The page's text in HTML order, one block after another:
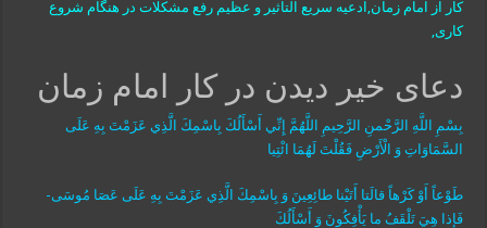
کار از امام زمان,ادعیه سریع التاثیر و عظیم رفع مشکلات در هنگام شروع
کاری,
دعای خیر دیدن در کار امام زمان
بِسْمِ اللَّهِ الرَّحْمنِ الرَّحِيمِ‏ اللَّهُمَّ إِنِّي أَسْأَلُكَ بِاسْمِكَ الَّذِي عَزَمْتَ بِهِ عَلَى
السَّمَاوَاتِ وَ الْأَرْضِ فَقُلْتَ لَهُمَا ائْتِيا
طَوْعاً أَوْ كَرْهاً قالَتا أَتَيْنا طائِعِينَ‏ وَ بِاسْمِكَ الَّذِي عَزَمْتَ‏ بِهِ‏ عَلَى‏ عَصَا مُوسَى‏-
فَإِذا هِيَ‏ تَلْقَفُ ما يَأْفِكُونَ‏ وَ أَسْأَلُكَ